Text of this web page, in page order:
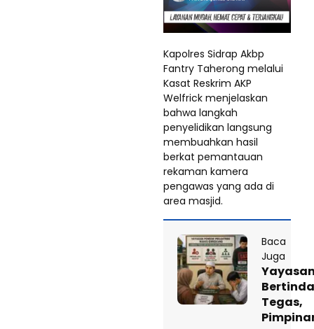
Kapolres Sidrap Akbp
Fantry Taherong melalui
Kasat Reskrim AKP
Welfrick menjelaskan
bahwa langkah
penyelidikan langsung
membuahkan hasil
berkat pemantauan
rekaman kamera
pengawas yang ada di
area masjid.
Baca
Juga
Tegas,